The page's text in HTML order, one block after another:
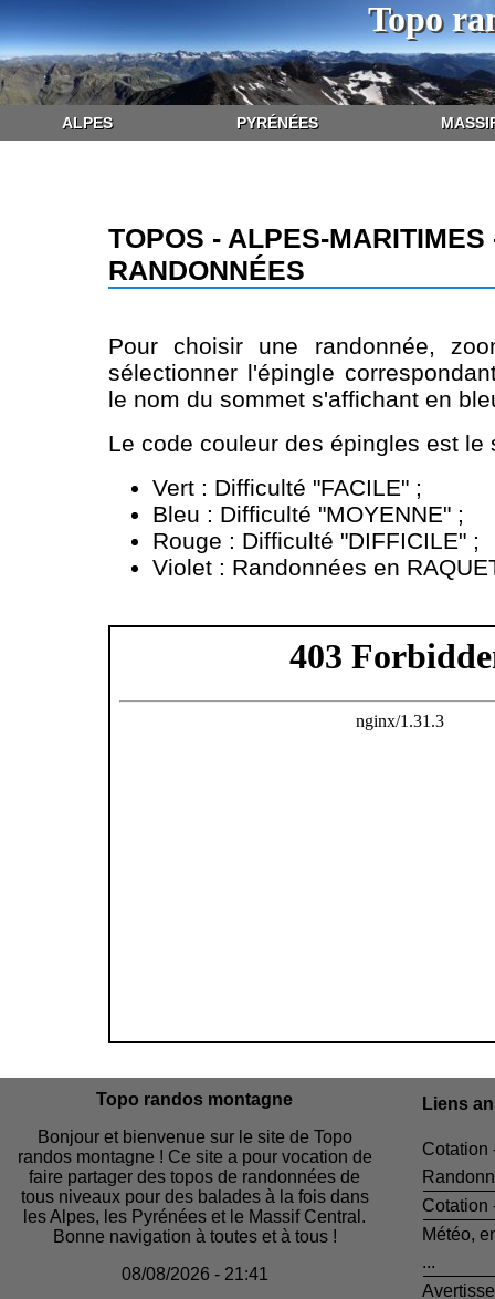
Topo
ALPES PYRÉNÉES
TOPOS - ALPES-MARITIMES
RANDONNÉES
Pour choisir une randonnée,
sélectionner l'épingle
le nom du sommet s'affichant en
Le code couleur des épingles est le
Vert : Difficulté "FACILE" ;
Bleu : Difficulté "MOYENNE" ;
Rouge : Difficulté "DIFFICILE" ;
Violet : Randonnées en
Topo randos montagne
Bonjour et bienvenue sur le site de Topo
randos montagne ! Ce site a pour vocation de
faire partager des topos de randonnées de
tous niveaux pour des balades à la fois dans
les Alpes, les Pyrénées et le Massif Central.
Bonne navigation à toutes et à tous !
08/08/2026 - 21:41
Liens
Cotation
Cotation
Météo,
...